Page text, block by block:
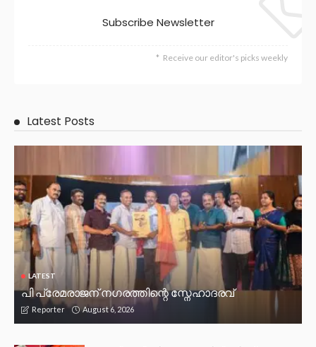
Subscribe Newsletter
Receive our editor's picks weekly
Latest Posts
LATEST
പി പ്രേമരാജന് നഗരത്തിന്റെ സ്നേഹാദരവ്
Reporter August 6, 2026